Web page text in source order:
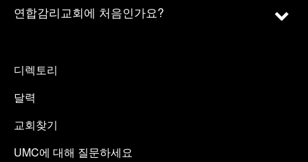
연합감리교회에 처음인가요?
디렉토리
달력
교회찾기
UMC에 대해 질문하세요